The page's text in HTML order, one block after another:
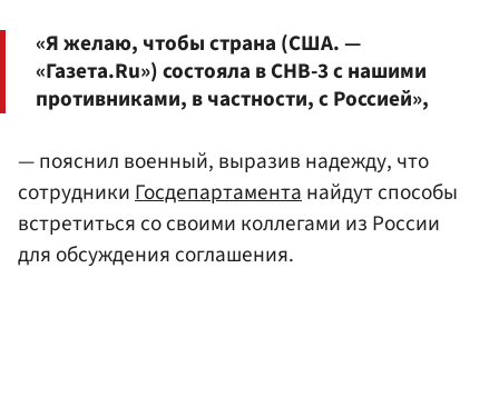
«Я желаю, чтобы страна (США. —
«Газета.Ru») состояла в СНВ-3 с нашими
противниками, в частности, с Россией»,
— пояснил военный, выразив надежду, что
сотрудникиГосдепартаментанайдут способы
встретиться со своими коллегами из России
для обсуждения соглашения.